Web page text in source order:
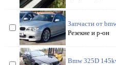
Запчасти от
Резекне и р-он
Bmw 325D